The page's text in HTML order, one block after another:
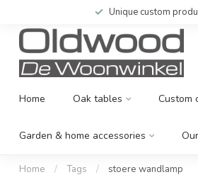
Unique custom
Home Oak tables Custom
Garden & home accessories
Home / Tags / stoere wandlamp